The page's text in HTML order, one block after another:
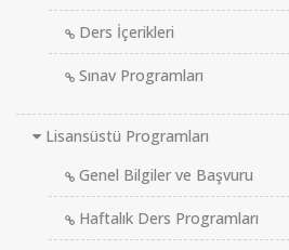
Ders İçerikleri
Sınav Programları
Lisansüstü Programları
Genel Bilgiler ve Başvuru
Haftalık Ders Programları